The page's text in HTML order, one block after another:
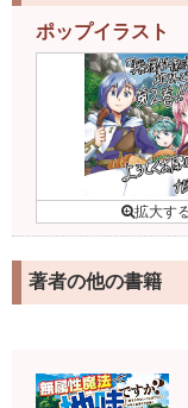
ポップイラスト
著者の他の書籍